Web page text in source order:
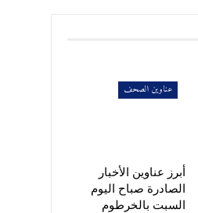
عناوين الصحف
أبرز عناوين الأخبار
الصادرة صباح اليوم
السبت بالخرطوم